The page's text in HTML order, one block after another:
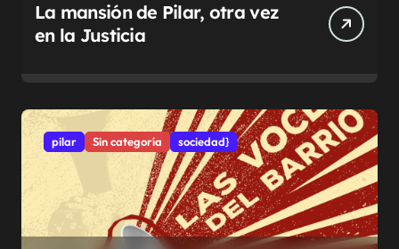
La mansión de Pilar, otra vez
en la Justicia
pilar Sin categoría sociedad}